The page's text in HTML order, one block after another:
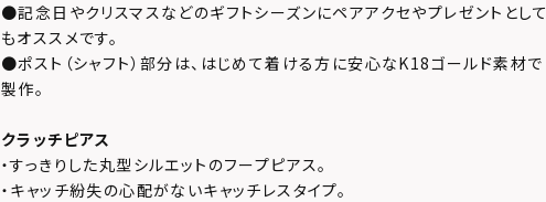
●記念日やクリスマスなどのギフトシーズンにペアアクセやプレゼントとして
もオススメです。
●ポスト（シャフト）部分は、はじめて着ける方に安心なK18ゴールド素材で
製作。
クラッチピアス
・すっきりした丸型シルエットのフープピアス。
・キャッチ紛失の心配がないキャッチレスタイプ。